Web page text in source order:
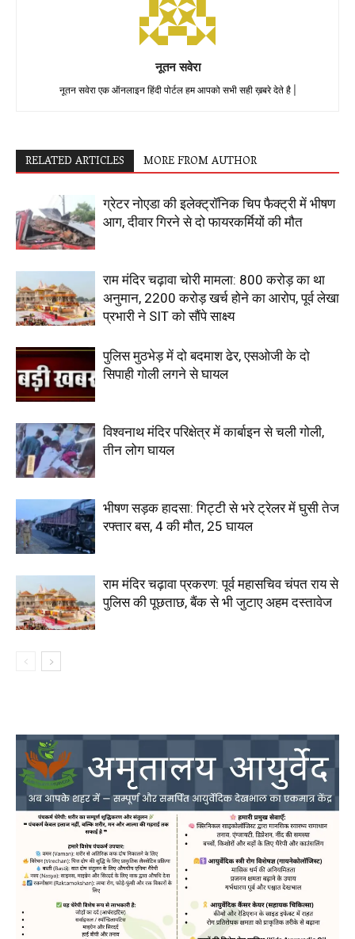
नूतन सवेरा
नूतन सवेरा एक ऑनलाइन हिंदी पोर्टल हम आपको सभी सही ख़बरे देते है |
RELATED ARTICLES MORE FROM AUTHOR
ग्रेटर नोएडा की इलेक्ट्रॉनिक चिप फैक्ट्री में भीषण
आग, दीवार गिरने से दो फायरकर्मियों की मौत
राम मंदिर चढ़ावा चोरी मामला: 800 करोड़ का था
अनुमान, 2200 करोड़ खर्च होने का आरोप, पूर्व लेखा
प्रभारी ने SIT को सौंपे साक्ष्य
पुलिस मुठभेड़ में दो बदमाश ढेर, एसओजी के दो
सिपाही गोली लगने से घायल
विश्वनाथ मंदिर परिक्षेत्र में कार्बाइन से चली गोली,
तीन लोग घायल
भीषण सड़क हादसा: गिट्टी से भरे ट्रेलर में घुसी तेज
रफ्तार बस, 4 की मौत, 25 घायल
राम मंदिर चढ़ावा प्रकरण: पूर्व महासचिव चंपत राय से
पुलिस की पूछताछ, बैंक से भी जुटाए अहम दस्तावेज